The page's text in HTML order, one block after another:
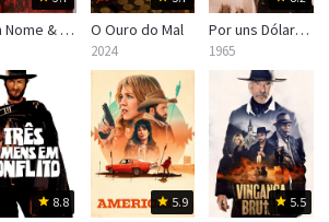
Sem Nome & Dinamite O Ouro do Mal
2024
Por uns Dólares a Mais
1965
8.8 5.9 5.5